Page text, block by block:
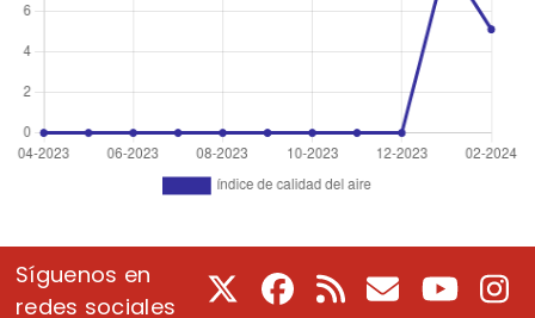
Síguenos en
redes sociales
Facebook
RSS CorreoYoutube